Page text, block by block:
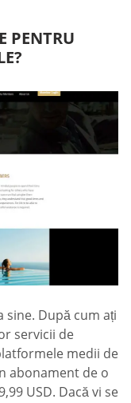
PENTRU
sine. După cum ați
servicii de
medii de
abonament de o
USD. Dacă vi se